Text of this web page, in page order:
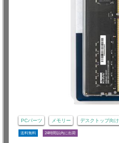
PCパーツ メモリー デスクトップ向け
送料無料 24時間以内に出荷